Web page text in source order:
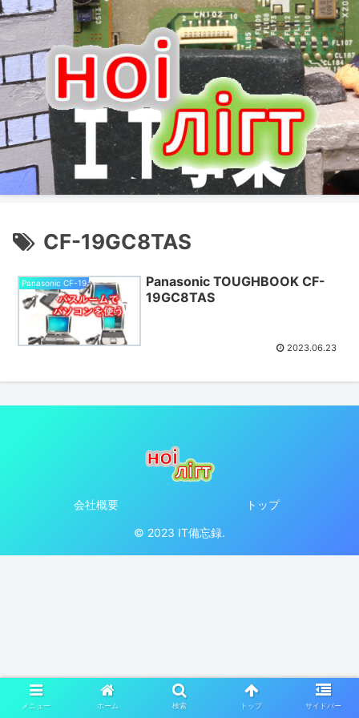
CF-19GC8TAS
Panasonic CF-19
Panasonic TOUGHBOOK CF-
19GC8TAS
2023.06.23
会社概要 トップ
© 2023 IT備忘録.
メニュー ホーム 検索 トップ サイドバー